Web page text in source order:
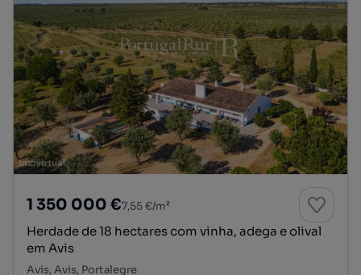
1 350 000 €7,55 €/m²
Herdade de 18 hectares com vinha, adega e olival
em Avis
Avis, Avis, Portalegre